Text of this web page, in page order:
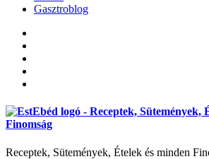
Gasztroblog
Receptek, Sütemények, Ételek és minden